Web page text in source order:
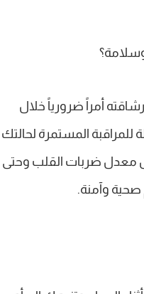
أمراً ضرورياً خلال
للمراقبة المستمرة لحالتك
معدل ضربات القلب وحتى
صحية وآمنة.